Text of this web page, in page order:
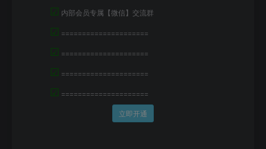
☑ 内部会员专属【微信】交流群
☑ =====================
☑ =====================
☑ =====================
☑ =====================
立即开通